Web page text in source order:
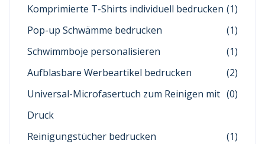
Komprimierte T-Shirts individuell bedrucken (1)
Pop-up Schwämme bedrucken
(1)
Schwimmboje personalisieren
(1)
Aufblasbare Werbeartikel bedrucken
(2)
Universal-Microfasertuch zum Reinigen mit
Druck
(0)
Reinigungstücher bedrucken
(1)